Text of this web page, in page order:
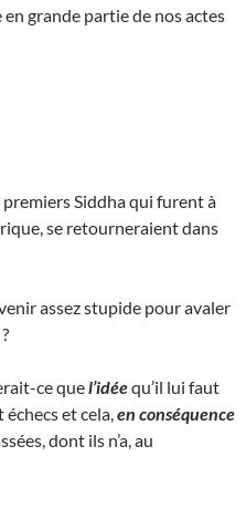
en grande partie de nos actes
premiers Siddha qui furent à
se retourneraient dans
assez stupide pour avaler
ce quel’idéequ’il lui faut
et cela, en conséquence
dont ils n’a, au